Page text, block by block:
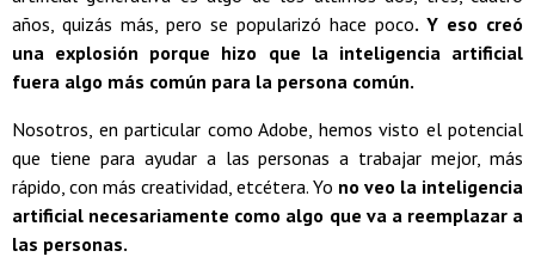
años, quizás más, pero se popularizó hace poco. Y eso creó
una explosión porque hizo que la inteligencia artificial
fuera algo más común para la persona común.
Nosotros, en particular como Adobe, hemos visto el potencial
que tiene para ayudar a las personas a trabajar mejor, más
rápido, con más creatividad, etcétera. Yo no veo la inteligencia
artificial necesariamente como algo que va a reemplazar a
las personas.